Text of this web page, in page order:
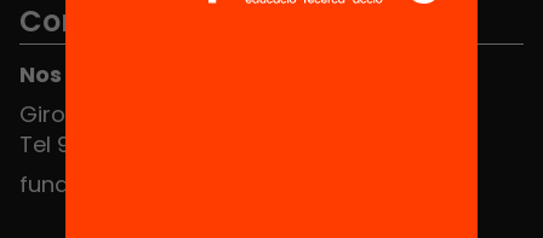
Contacto
Nos puedes encontrar en el HUB Social
Girona 34, interior 08010 Barcelona
Tel 934 588 700
fundacio@equitat.org